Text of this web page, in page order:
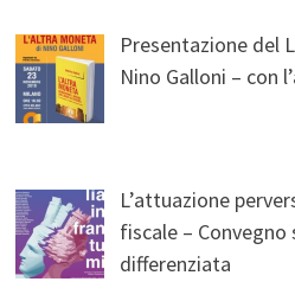
Presentazione del
Nino Galloni – con
L’attuazione
fiscale – Convegno
differenziata